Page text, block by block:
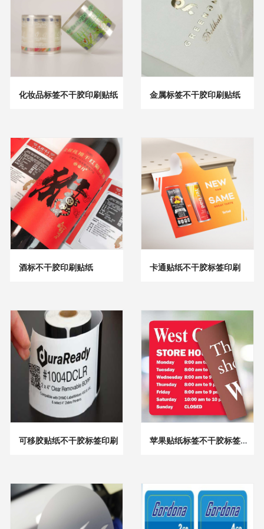
化妆品标签不干胶印刷贴纸 金属标签不干胶印刷贴纸
酒标不干胶印刷贴纸 卡通贴纸不干胶标签印刷
可移胶贴纸不干胶标签印刷 苹果贴纸标签不干胶标签印刷